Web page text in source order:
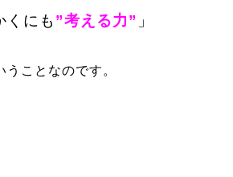
くにも ”考える力” 」
うことなのです。